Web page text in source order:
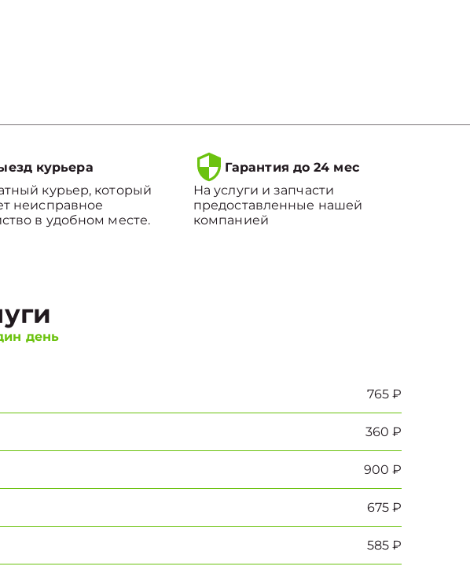
курьера
курьер, который
неисправное
в удобном месте.
Гарантия до 24 мес
На услуги и запчасти
предоставленные нашей
компанией
день
765 ₽
360 ₽
900 ₽
675 ₽
585 ₽